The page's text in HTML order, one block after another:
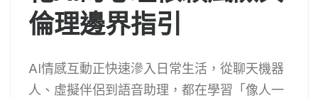
倫理邊界指引
AI情感互動正快速滲入日常生活，從聊天機器
人、虛擬伴侶到語音助理，都在學習「像人一